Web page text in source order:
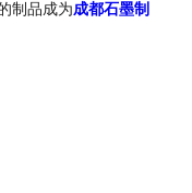
制品成为成都石墨制